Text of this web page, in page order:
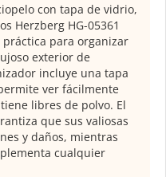
con tapa de vidrio,
Herzberg HG-05361
para organizar
exterior de
incluye una tapa
ver fácilmente
libres de polvo. El
que sus valiosas
y daños, mientras
cualquier